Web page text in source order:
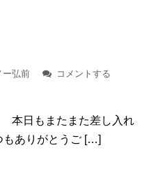
ー弘前
コメントする
本日もまたまた差し入れ
もありがとうご […]